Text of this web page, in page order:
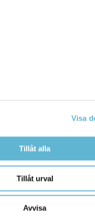
Visa
Tillåt alla
Tillåt urval
Avvisa